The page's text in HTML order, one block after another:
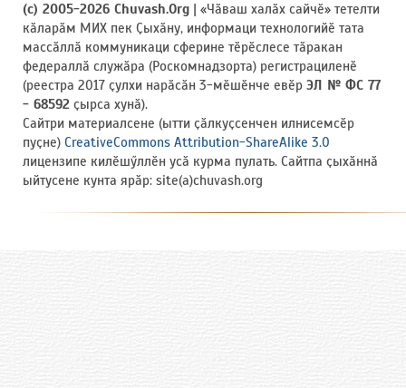
(c) 2005-2026 Chuvash.Org | «Чӑваш халӑх сайчӗ» тетелти
кӑларӑм МИХ пек Ҫыхӑну, информаци технологийӗ тата
массӑллӑ коммуникаци сферине тӗрӗслесе тӑракан
федераллӑ служӑра (Роскомнадзорта) регистрациленӗ
(реестра 2017 ҫулхи нарӑсӑн 3-мӗшӗнче евӗр ЭЛ № ФС 77
- 68592 ҫырса хунӑ).
Сайтри материалсене (ытти ҫӑлкуҫсенчен илнисемсӗр
пуҫне) CreativeCommons Attribution-ShareAlike 3.0
лицензипе килӗшӳллӗн усӑ курма пулать. Сайтпа ҫыхӑннӑ
ыйтусене кунта ярӑр: site(a)chuvash.org